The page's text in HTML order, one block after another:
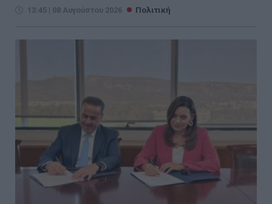
13:45 | 08 Αυγούστου 2026 Πολιτική